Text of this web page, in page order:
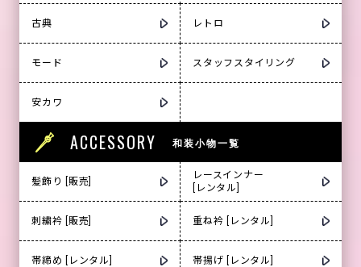
古典 レトロ
モード スタッフスタイリング
安カワ
ACCESSORY 和装小物一覧
髪飾り [販売]
レースインナー
[レンタル]
刺繍衿 [販売] 重ね衿 [レンタル]
帯締め [レンタル] 帯揚げ [レンタル]